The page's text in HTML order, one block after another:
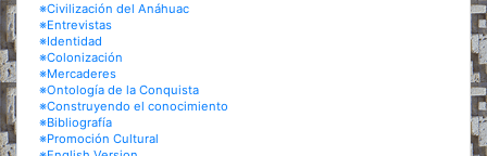
※Civilización del Anáhuac
※Entrevistas
※Identidad
※Colonización
※Mercaderes
※Ontología de la Conquista
※Construyendo el conocimiento
※Bibliografía
※Promoción Cultural